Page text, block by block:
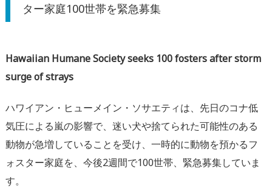
ター家庭100世帯を緊急募集
Hawaiian Humane Society seeks 100 fosters after storm
surge of strays
ハワイアン・ヒューメイン・ソサエティは、先日のコナ低
気圧による嵐の影響で、迷い犬や捨てられた可能性のある
動物が急増していることを受け、一時的に動物を預かるフ
ォスター家庭を、今後2週間で100世帯、緊急募集していま
す。